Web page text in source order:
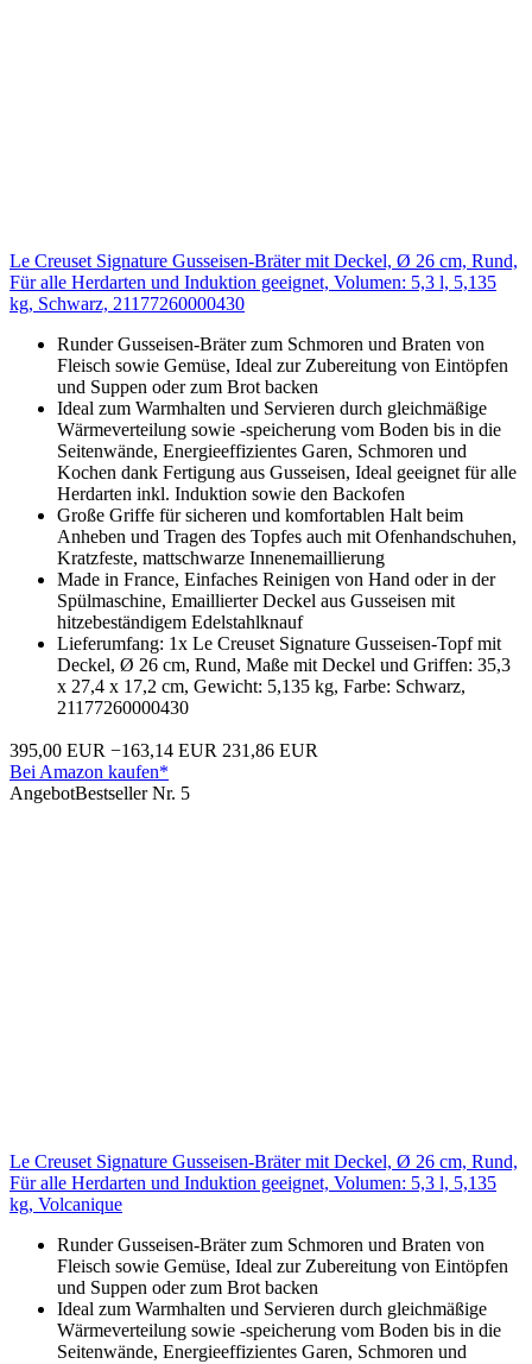
Le Creuset Signature Gusseisen-Bräter mit Deckel, Ø 26 cm, Rund,
Für alle Herdarten und Induktion geeignet, Volumen: 5,3 l, 5,135
kg, Schwarz, 21177260000430
Runder Gusseisen-Bräter zum Schmoren und Braten von
Fleisch sowie Gemüse, Ideal zur Zubereitung von Eintöpfen
und Suppen oder zum Brot backen
Ideal zum Warmhalten und Servieren durch gleichmäßige
Wärmeverteilung sowie -speicherung vom Boden bis in die
Seitenwände, Energieeffizientes Garen, Schmoren und
Kochen dank Fertigung aus Gusseisen, Ideal geeignet für alle
Herdarten inkl. Induktion sowie den Backofen
Große Griffe für sicheren und komfortablen Halt beim
Anheben und Tragen des Topfes auch mit Ofenhandschuhen,
Kratzfeste, mattschwarze Innenemaillierung
Made in France, Einfaches Reinigen von Hand oder in der
Spülmaschine, Emaillierter Deckel aus Gusseisen mit
hitzebeständigem Edelstahlknauf
Lieferumfang: 1x Le Creuset Signature Gusseisen-Topf mit
Deckel, Ø 26 cm, Rund, Maße mit Deckel und Griffen: 35,3
x 27,4 x 17,2 cm, Gewicht: 5,135 kg, Farbe: Schwarz,
21177260000430
395,00 EUR −163,14 EUR 231,86 EUR
Bei Amazon kaufen*
AngebotBestseller Nr. 5
Le Creuset Signature Gusseisen-Bräter mit Deckel, Ø 26 cm, Rund,
Für alle Herdarten und Induktion geeignet, Volumen: 5,3 l, 5,135
kg, Volcanique
Runder Gusseisen-Bräter zum Schmoren und Braten von
Fleisch sowie Gemüse, Ideal zur Zubereitung von Eintöpfen
und Suppen oder zum Brot backen
Ideal zum Warmhalten und Servieren durch gleichmäßige
Wärmeverteilung sowie -speicherung vom Boden bis in die
Seitenwände, Energieeffizientes Garen, Schmoren und